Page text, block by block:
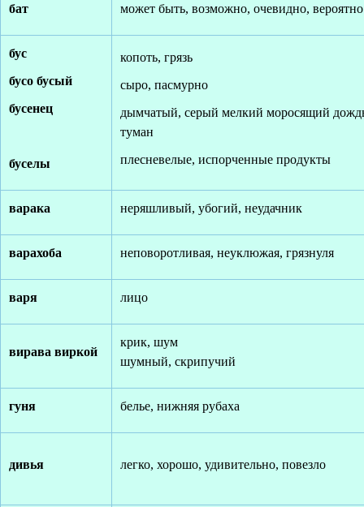
бат может быть, возможно, очевидно, вероятно
бус
бусо бусый
бусенец
буселы
копоть, грязь
сыро, пасмурно
дымчатый, серый мелкий моросящий
туман
плесневелые, испорченные продукты
варака неряшливый, убогий, неудачник
варахоба неповоротливая, неуклюжая, грязнуля
варя лицо
вирава виркой
крик, шум
шумный, скрипучий
гуня белье, нижняя рубаха
дивья легко, хорошо, удивительно, повезло